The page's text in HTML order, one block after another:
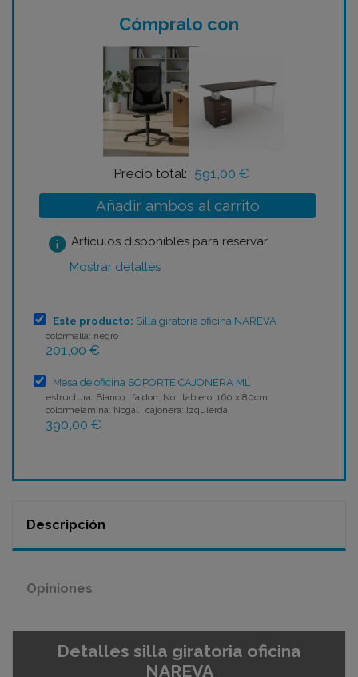
Cómpralo con
+
Precio total: 591,00 €
Añadir ambos al carrito
info Artículos disponibles para reservar
Mostrar detalles
Este producto: Silla giratoria oficina NAREVA
colormalla: negro
201,00 €
Mesa de oficina SOPORTE CAJONERA ML
estructura: Blanco faldon: No tablero: 160 x 80cm
colormelamina: Nogal cajonera: Izquierda
390,00 €
Descripción
Opiniones
Detalles silla giratoria oficina
NAREVA